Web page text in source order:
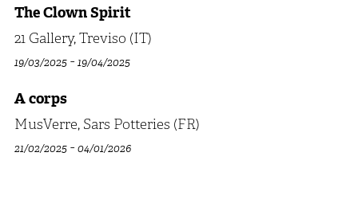
The Clown Spirit
21 Gallery, Treviso (IT)
19/03/2025-19/04/2025
A corps
MusVerre, Sars Potteries (FR)
21/02/2025-04/01/2026